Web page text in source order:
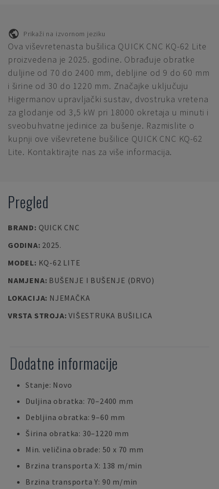
Prikaži na izvornom jeziku
Ova viševretenasta bušilica QUICK CNC KQ-62 Lite
proizvedena je 2025. godine. Obrađuje obratke
duljine od 70 do 2400 mm, debljine od 9 do 60 mm
i širine od 30 do 1220 mm. Značajke uključuju
Higermanov upravljački sustav, dvostruka vretena
za glodanje od 3,5 kW pri 18000 okretaja u minuti i
sveobuhvatne jedinice za bušenje. Razmislite o
kupnji ove viševretene bušilice QUICK CNC KQ-62
Lite. Kontaktirajte nas za više informacija.
Pregled
BRAND: QUICK CNC
GODINA: 2025.
MODEL: KQ-62 LITE
NAMJENA: BUŠENJE I BUŠENJE (DRVO)
LOKACIJA: NJEMAČKA
VRSTA STROJA:VIŠESTRUKA BUŠILICA
Dodatne informacije
Stanje: Novo
Duljina obratka: 70–2400 mm
Debljina obratka: 9–60 mm
Širina obratka: 30–1220 mm
Min. veličina obrade: 50 x 70 mm
Brzina transporta X: 138 m/min
Brzina transporta Y: 90 m/min